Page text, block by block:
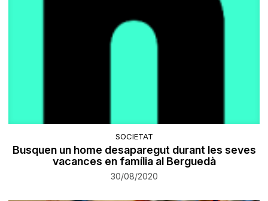
SOCIETAT
Busquen un home desaparegut durant les seves
vacances en família al Berguedà
30/08/2020